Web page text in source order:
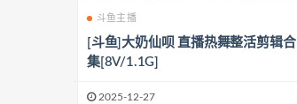
斗鱼主播
[斗鱼]大奶仙呗 直播热舞整活剪辑合
集[8V/1.1G]
2025-12-27